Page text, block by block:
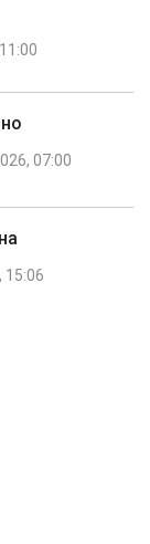
07:00
15:06